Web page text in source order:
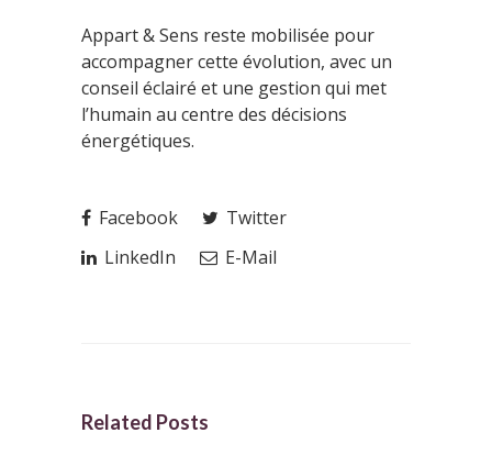
Appart & Sens reste mobilisée pour
accompagner cette évolution, avec un
conseil éclairé et une gestion qui met
l’humain au centre des décisions
énergétiques.
Facebook
Twitter
LinkedIn
E-Mail
Related Posts